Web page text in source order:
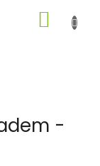
KOŠÍK
-